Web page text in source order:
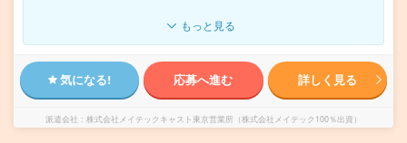
もっと見る
気になる! 応募へ進む 詳しく見る
派遣会社 株式会社メイテックキャスト東京営業所（株式会社メイテック100％出資）